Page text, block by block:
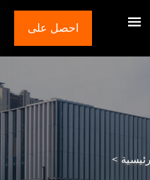
احصل على
>